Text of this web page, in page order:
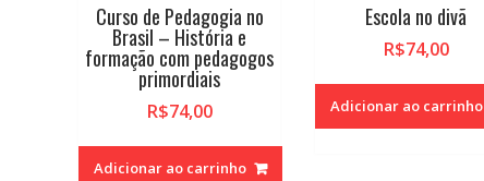
Curso de Pedagogia no
Brasil – História e
formação com pedagogos
primordiais
R$74,00
Adicionar ao carrinho
Escola no divã
R$74,00
Adicionar ao carrinho